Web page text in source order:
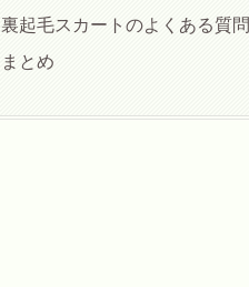
裏起毛スカートのよくある質問
まとめ